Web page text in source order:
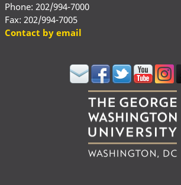
Phone: 202/994-7000
Fax: 202/994-7005
Contact by email